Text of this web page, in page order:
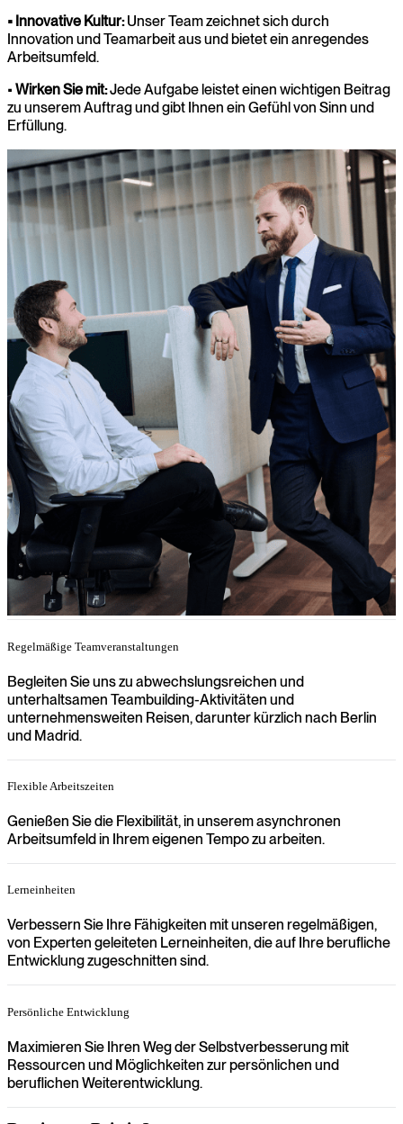
• Innovative Kultur:Unser Team zeichnet sich durch
Innovation und Teamarbeit aus und bietet ein anregendes
Arbeitsumfeld.
• Wirken Sie mit:Jede Aufgabe leistet einen wichtigen Beitrag
zu unserem Auftrag und gibt Ihnen ein Gefühl von Sinn und
Erfüllung.
Regelmäßige Teamveranstaltungen
Begleiten Sie uns zu abwechslungsreichen und
unterhaltsamen Teambuilding-Aktivitäten und
unternehmensweiten Reisen, darunter kürzlich nach Berlin
und Madrid.
Flexible Arbeitszeiten
Genießen Sie die Flexibilität, in unserem asynchronen
Arbeitsumfeld in Ihrem eigenen Tempo zu arbeiten.
Lerneinheiten
Verbessern Sie Ihre Fähigkeiten mit unseren regelmäßigen,
von Experten geleiteten Lerneinheiten, die auf Ihre berufliche
Entwicklung zugeschnitten sind.
Persönliche Entwicklung
Maximieren Sie Ihren Weg der Selbstverbesserung mit
Ressourcen und Möglichkeiten zur persönlichen und
beruflichen Weiterentwicklung.